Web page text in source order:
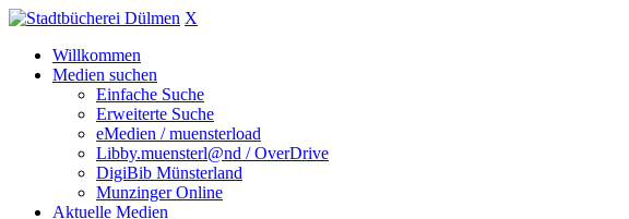
X
Willkommen
Medien suchen
Einfache Suche
Erweiterte Suche
eMedien / muensterload
Libby.muensterl@nd / OverDrive
DigiBib Münsterland
Munzinger Online
Aktuelle Medien